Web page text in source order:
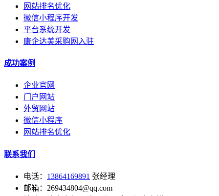
网站排名优化
微信小程序开发
平台系统开发
康企达美采购网入驻
成功案例
企业官网
门户网站
外贸网站
微信小程序
网站排名优化
联系我们
电话： 13864169891 张经理
邮箱：269434804@qq.com